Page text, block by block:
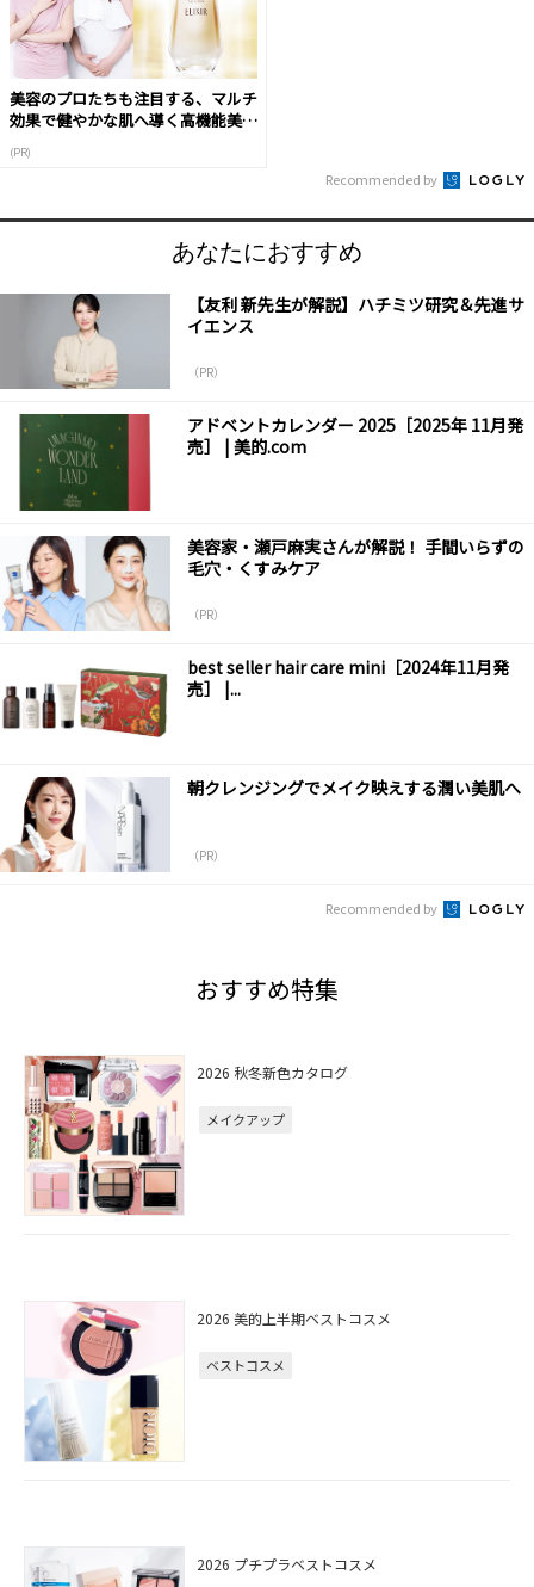
美容のプロたちも注目する、マルチ
効果で健やかな肌へ導く高機能美容
(PR)
Recommended by
あなたにおすすめ
【友利 新先生が解説】ハチミツ研究＆先進サ
イエンス
（PR）
アドベントカレンダー 2025［2025年 11月発
売］ | 美的.com
美容家・瀬戸麻実さんが解説！ 手間いらずの
毛穴・くすみケア
（PR）
best seller hair care mini［2024年11月発
売］ |...
朝クレンジングでメイク映えする潤い美肌へ
（PR）
Recommended by
おすすめ特集
2026 秋冬新色カタログ
メイクアップ
2026 美的上半期ベストコスメ
ベストコスメ
2026 プチプラベストコスメ